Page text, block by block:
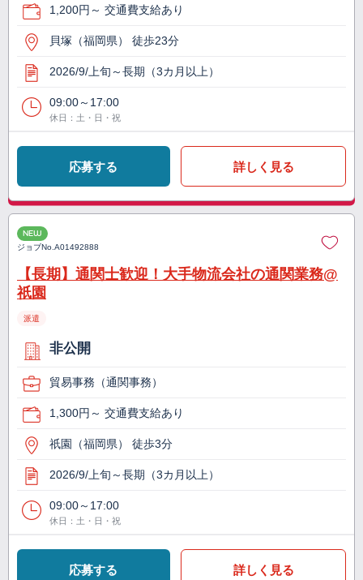
1,200円～ 交通費支給あり
貝塚（福岡県） 徒歩23分
2026/9/上旬～長期（3カ月以上）
09:00～17:00
休日：土・日・祝
応募する 詳しく見る
NEW
ジョブNo.A01492888
【長期】通関士歓迎！大手物流会社の通関業務@
祇園
派遣
非公開
貿易事務（通関事務）
1,300円～ 交通費支給あり
祇園（福岡県） 徒歩3分
2026/9/上旬～長期（3カ月以上）
09:00～17:00
休日：土・日・祝
応募する 詳しく見る